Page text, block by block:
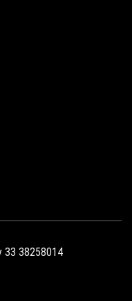
33 38258014